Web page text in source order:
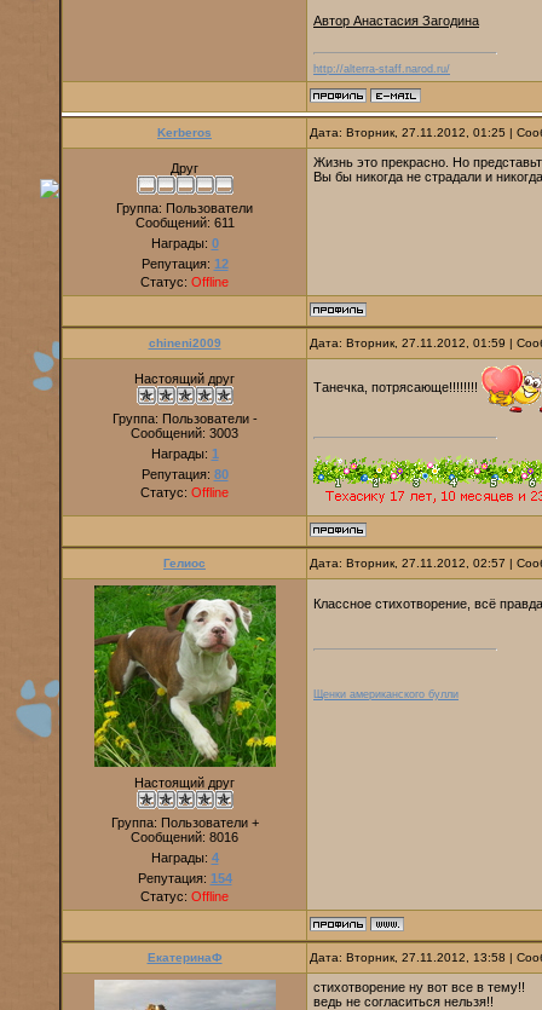
Автор Анастасия Загодина
http://alterra-staff.narod.ru/
Kerberos Дата: Вторник, 27.11.2012, 01:25 |
Друг
Группа: Пользователи
Сообщений: 611
Награды: 0
Репутация: 12
Статус: Offline
Жизнь это прекрасно. Но
Вы бы никогда не страдали и
chineni2009 Дата: Вторник, 27.11.2012, 01:59 |
Настоящий друг
Группа: Пользователи -
Сообщений: 3003
Награды: 1
Репутация: 80
Статус: Offline
Танечка, потрясающе!!!!!!!!
Гелиос Дата: Вторник, 27.11.2012, 02:57 |
Настоящий друг
Группа: Пользователи +
Сообщений: 8016
Награды: 4
Репутация: 154
Статус: Offline
Классное стихотворение, всё
Щенки американского булли
ЕкатеринаФ Дата: Вторник, 27.11.2012, 13:58 |
стихотворение ну вот все в тему!!
ведь не согласиться нельзя!!